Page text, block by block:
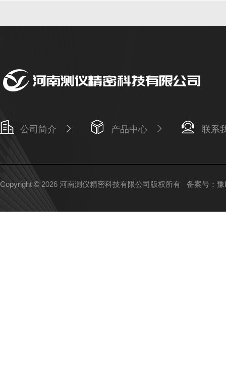
公司简介 产品中心 联系
Copyright © 2026 河南测仪精密科技有限公司版权所有 备案号：